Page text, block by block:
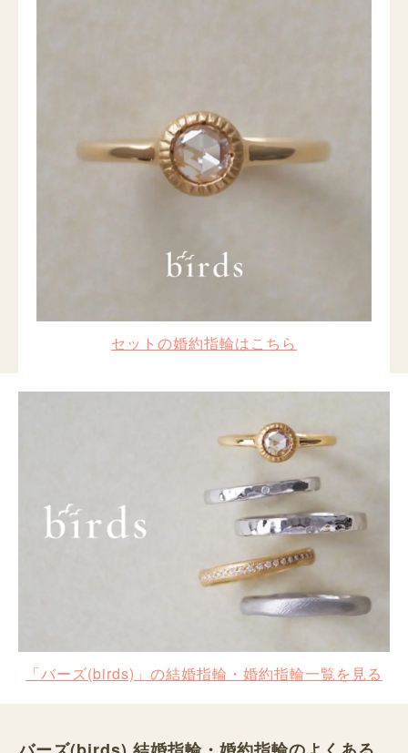
セットの婚約指輪はこちら
「バーズ(birds)」の結婚指輪・婚約指輪一覧を見る